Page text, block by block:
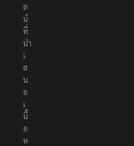
ล
น์
ที่
นำ
เ
ส
น
อ
เ
นื้
อ
ห